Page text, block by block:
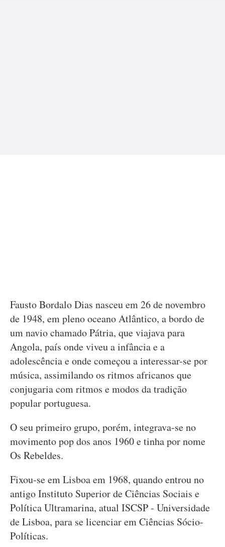
Fausto Bordalo Dias nasceu em 26 de novembro
de 1948, em pleno oceano Atlântico, a bordo de
um navio chamado Pátria, que viajava para
Angola, país onde viveu a infância e a
adolescência e onde começou a interessar-se por
música, assimilando os ritmos africanos que
conjugaria com ritmos e modos da tradição
popular portuguesa.
O seu primeiro grupo, porém, integrava-se no
movimento pop dos anos 1960 e tinha por nome
Os Rebeldes.
Fixou-se em Lisboa em 1968, quando entrou no
antigo Instituto Superior de Ciências Sociais e
Política Ultramarina, atual ISCSP - Universidade
de Lisboa, para se licenciar em Ciências Sócio-
Políticas.